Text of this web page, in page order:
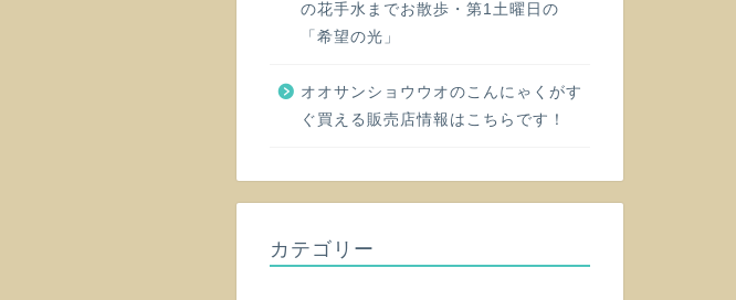
の花手水までお散歩・第1土曜日の
「希望の光」
オオサンショウウオのこんにゃくがす
ぐ買える販売店情報はこちらです！
カテゴリー